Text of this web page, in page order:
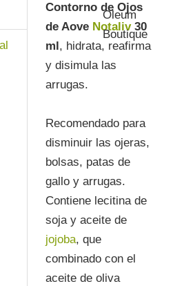
Contorno de Ojos
de Aove Notaliv30
ml , hidrata, reafirma
y disimula las
arrugas.
Recomendado para
disminuir las ojeras,
bolsas, patas de
gallo y arrugas.
Contiene lecitina de
soja y aceite de
jojoba, que
combinado con el
aceite de oliva